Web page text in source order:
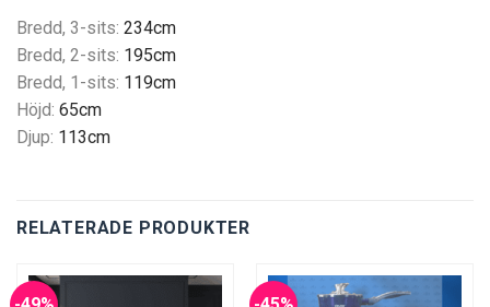
Bredd, 3-sits: 234cm
Bredd, 2-sits: 195cm
Bredd, 1-sits: 119cm
Höjd: 65cm
Djup: 113cm
RELATERADE PRODUKTER